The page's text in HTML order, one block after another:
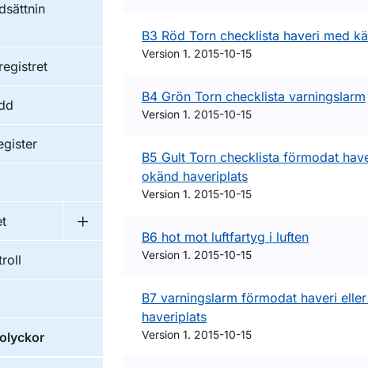
Undermeny för Luftvärdighet
B3 Röd Torn checklista haveri med
Version 1. 2015-10-15
B4 Grön Torn checklista varningslarm
Version 1. 2015-10-15
B5 Gult Torn checklista förmodat
okänd haveriplats
Version 1. 2015-10-15
B6 hot mot luftfartyg i luften
Version 1. 2015-10-15
B7 varningslarm förmodat haveri
haveriplats
Version 1. 2015-10-15